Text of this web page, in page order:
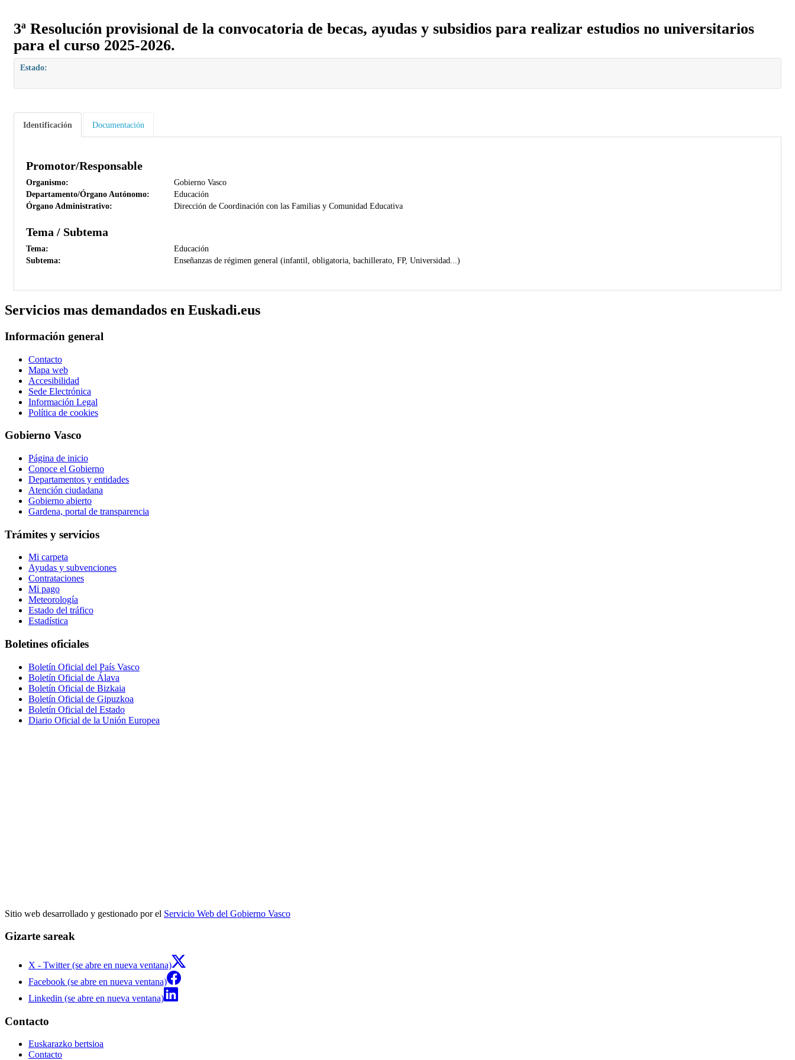
3ª Resolución provisional de la convocatoria de becas, ayudas y subsidios para realizar estudios no universitarios
para el curso 2025-2026.
Estado:
Identificación Documentación
Promotor/Responsable
Organismo:
Gobierno Vasco
Departamento/Órgano Autónomo:
Educación
Órgano Administrativo:
Dirección de Coordinación con las Familias y Comunidad Educativa
Tema / Subtema
Tema:
Educación
Subtema:
Enseñanzas de régimen general (infantil, obligatoria, bachillerato, FP, Universidad...)
Servicios mas demandados en Euskadi.eus
Información general
Contacto
Mapa web
Accesibilidad
Sede Electrónica
Información Legal
Política de cookies
Gobierno Vasco
Página de inicio
Conoce el Gobierno
Departamentos y entidades
Atención ciudadana
Gobierno abierto
Gardena, portal de transparencia
Trámites y servicios
Mi carpeta
Ayudas y subvenciones
Contrataciones
Mi pago
Meteorología
Estado del tráfico
Estadística
Boletines oficiales
Boletín Oficial del País Vasco
Boletín Oficial de Álava
Boletín Oficial de Bizkaia
Boletín Oficial de Gipuzkoa
Boletín Oficial del Estado
Diario Oficial de la Unión Europea
Sitio web desarrollado y gestionado por el Servicio Web del Gobierno Vasco
Gizarte sareak
X - Twitter (se abre en nueva ventana)
Facebook (se abre en nueva ventana)
Linkedin (se abre en nueva ventana)
Contacto
Euskarazko bertsioa
Contacto